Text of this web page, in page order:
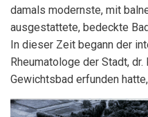
damals modernste, mit
ausgestattete, bedeckte
In dieser Zeit begann der
Rheumatologe der Stadt,
Gewichtsbad erfunden